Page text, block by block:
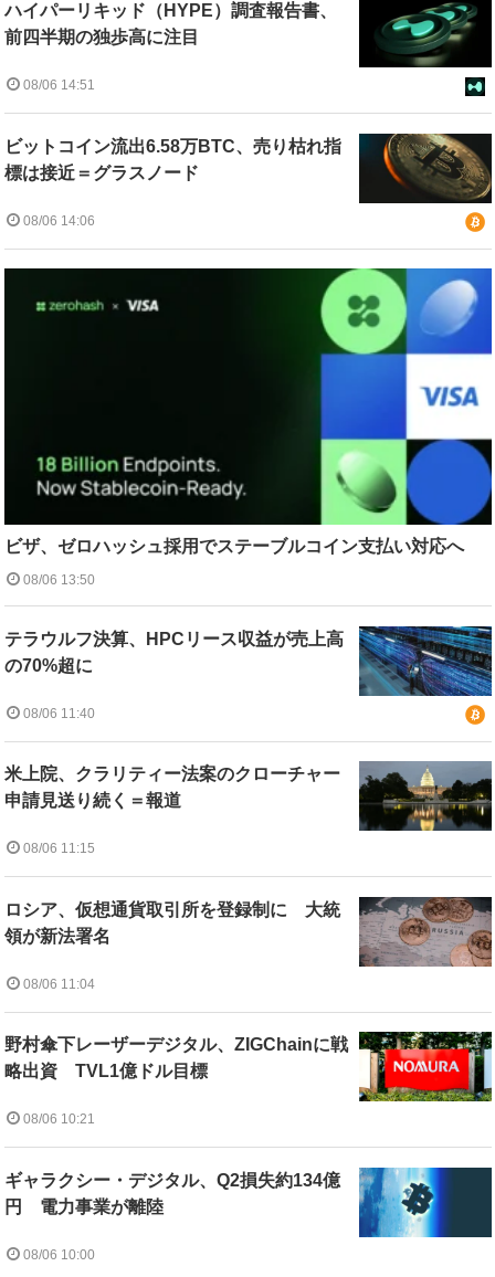
ハイパーリキッド（HYPE）調査報告書、
前四半期の独歩高に注目
08/06 14:51
ビットコイン流出6.58万BTC、売り枯れ指
標は接近＝グラスノード
08/06 14:06
ビザ、ゼロハッシュ採用でステーブルコイン支払い対応へ
08/06 13:50
テラウルフ決算、HPCリース収益が売上高
の70%超に
08/06 11:40
米上院、クラリティー法案のクローチャー
申請見送り続く＝報道
08/06 11:15
ロシア、仮想通貨取引所を登録制に 大統
領が新法署名
08/06 11:04
野村傘下レーザーデジタル、ZIGChainに戦
略出資 TVL1億ドル目標
08/06 10:21
ギャラクシー・デジタル、Q2損失約134億
円 電力事業が離陸
08/06 10:00